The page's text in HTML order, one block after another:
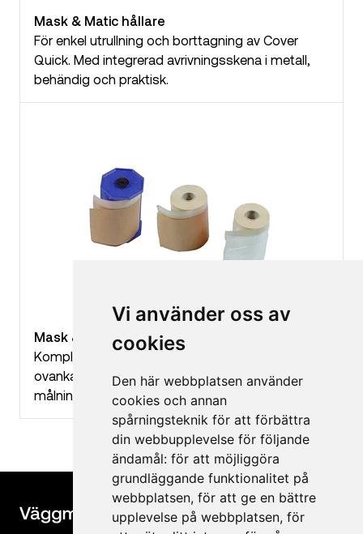
Vi använder oss av
cookies
Den här webbplatsen använder
cookies och annan
spårningsteknik för att förbättra
din webbupplevelse för följande
ändamål:för att möjliggöra
grundläggande funktionalitet på
webbplatsen,för att ge en bättre
upplevelse på webbplatsen,för
Mask & Matic hållare
För enkel utrullning och borttagning av Cover
Quick. Med integrerad avrivningsskena i metall,
behändig och praktisk.
Mask & Matic - Tejp refill
Komplett eller som refill med maskeringstejp i
ovankant. För snabb och enkel maskering vid
målning.